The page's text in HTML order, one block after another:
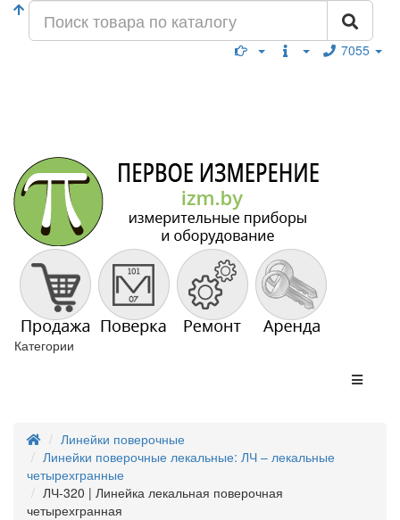
7055
Категории
Линейки поверочные
Линейки поверочные лекальные: ЛЧ – лекальные
четырехгранные
ЛЧ-320 | Линейка лекальная поверочная
четырехгранная